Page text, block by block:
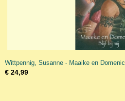
Wittpennig, Susanne - Maaike en
€ 24,99